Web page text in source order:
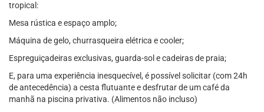
tropical:
Mesa rústica e espaço amplo;
Máquina de gelo, churrasqueira elétrica e cooler;
Espreguiçadeiras exclusivas, guarda-sol e cadeiras de praia;
E, para uma experiência inesquecível, é possível solicitar (com 24h
de antecedência) a cesta flutuante e desfrutar de um café da
manhã na piscina privativa. (Alimentos não incluso)